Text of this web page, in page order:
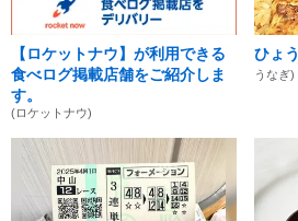
【ロケットナウ】が利用できる
食べログ掲載店舗をご紹介しま
す。
(ロケットナウ)
ひょ
うなぎ)